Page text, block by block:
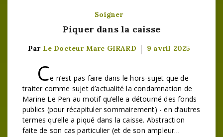
Soigner
Piquer dans la caisse
Par Le Docteur Marc GIRARD 9 avril 2025
Ce n’est pas faire dans le hors-sujet que de
traiter comme sujet d’actualité la condamnation de
Marine Le Pen au motif qu’elle a détourné des fonds
publics (pour récapituler sommairement) - en d’autres
termes qu’elle a piqué dans la caisse. Abstraction
faite de son cas particulier (et de son ampleur…